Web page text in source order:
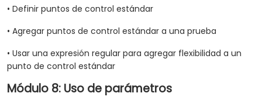
• Definir puntos de control estándar
• Agregar puntos de control estándar a una prueba
• Usar una expresión regular para agregar flexibilidad a un
punto de control estándar
Módulo 8: Uso de parámetros